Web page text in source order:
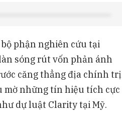
phận nghiên cứu tại
sóng rút vốn phản ánh
căng thẳng địa chính trị
mờ những tín hiệu tích cực
dự luật Clarity tại Mỹ.